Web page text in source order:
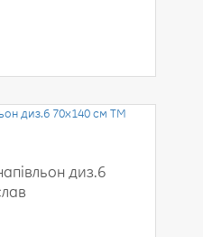
диз.6